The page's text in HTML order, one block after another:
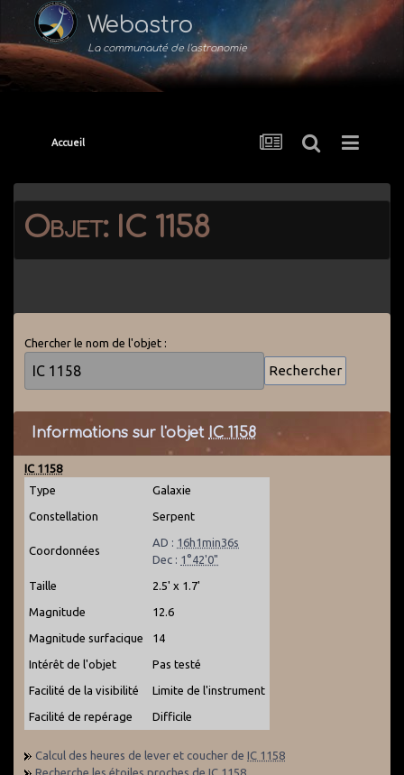
Webastro
La communauté de l'astronomie
Accueil
Objet: IC 1158
Chercher le nom de l'objet :
Informations sur l'objet IC 1158
IC 1158
Type
Galaxie
Constellation Serpent
Coordonnées
AD : 16h1min36s
Dec : 1°42'0"
Taille 2.5' x 1.7'
Magnitude 12.6
Magnitude surfacique 14
Intérêt de l'objet Pas testé
Facilité de la visibilité Limite de l'instrument
Facilité de repérage Difficile
Calcul des heures de lever et coucher de IC 1158
Recherche les étoiles proches de IC 1158